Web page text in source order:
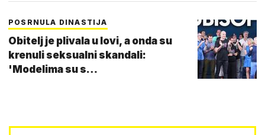
POSRNULA DINASTIJA
Obitelj je plivala u lovi, a onda su
krenuli seksualni skandali:
'Modelima su s…